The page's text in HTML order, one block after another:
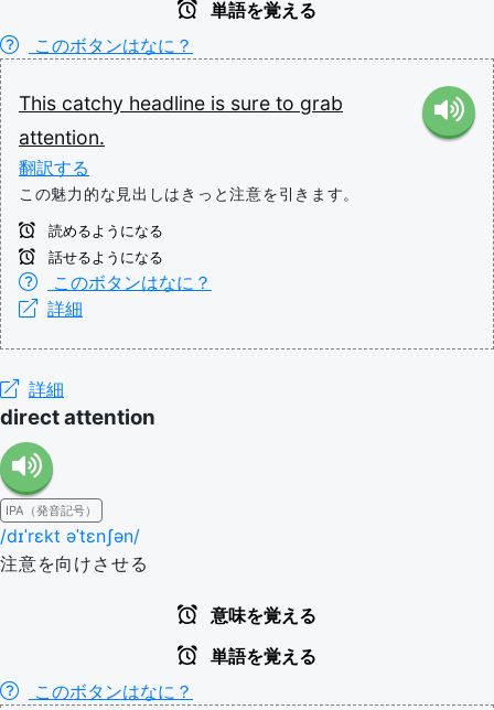
単語を覚える
このボタンはなに？
This catchy headline is sure to grab
attention.
翻訳する
この魅力的な見出しはきっと注意を引きます。
読めるようになる
話せるようになる
このボタンはなに？
詳細
詳細
direct attention
IPA（発音記号）
/dɪˈrɛkt əˈtɛnʃən/
注意を向けさせる
意味を覚える
単語を覚える
このボタンはなに？